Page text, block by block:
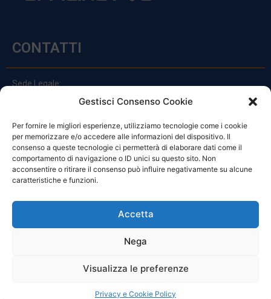
Gestisci Consenso Cookie
Per fornire le migliori esperienze, utilizziamo tecnologie come i cookie
per memorizzare e/o accedere alle informazioni del dispositivo. Il
consenso a queste tecnologie ci permetterà di elaborare dati come il
comportamento di navigazione o ID unici su questo sito. Non
acconsentire o ritirare il consenso può influire negativamente su alcune
caratteristiche e funzioni.
Accetta
Nega
Visualizza le preferenze
Privacy e Cookie Policy
CONTATTI
Sede Legale:
Via Principe Di Udine 144
clienti@officinefvg.it
info@officinefvg.it
posta@officinefvgpec.It
ORARI
Sabato: 8:00 – 12:00